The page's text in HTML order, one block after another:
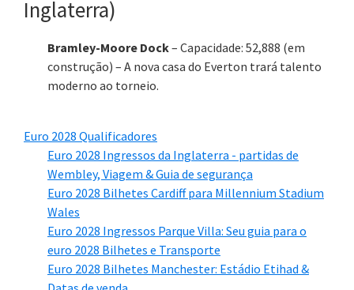
Inglaterra)
Bramley-Moore Dock– Capacidade: 52,888 (em
construção) – A nova casa do Everton trará talento
moderno ao torneio.
Euro 2028 Qualificadores
Euro 2028 Ingressos da Inglaterra - partidas de
Wembley, Viagem & Guia de segurança
Euro 2028 Bilhetes Cardiff para Millennium Stadium
Wales
Euro 2028 Ingressos Parque Villa: Seu guia para o
euro 2028 Bilhetes e Transporte
Euro 2028 Bilhetes Manchester: Estádio Etihad &